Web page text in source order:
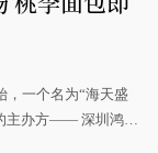
，一个名为“海天盛
主办方—— 深圳鸿洲